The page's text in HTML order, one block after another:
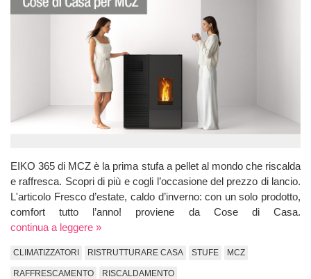
EIKO 365 di MCZ è la prima stufa a pellet al mondo che riscalda
e raffresca. Scopri di più e cogli l’occasione del prezzo di lancio.
L'articolo Fresco d’estate, caldo d’inverno: con un solo prodotto,
comfort tutto l’anno! proviene da Cose di Casa.
continua a leggere »
CLIMATIZZATORI RISTRUTTURARE CASA STUFE MCZ
RAFFRESCAMENTO RISCALDAMENTO